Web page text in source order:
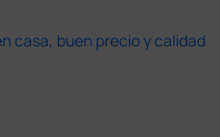
casa, buen precio y calidad